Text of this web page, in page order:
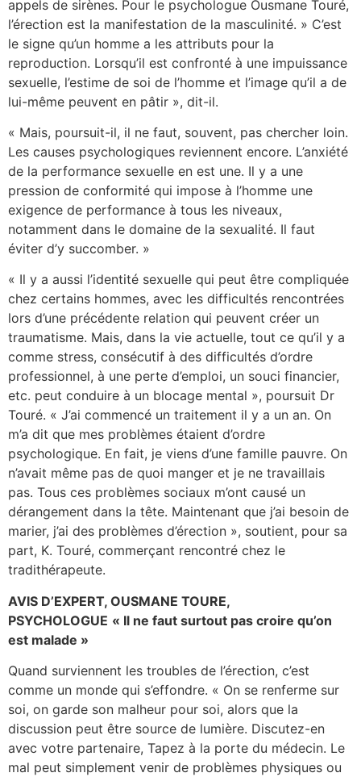
appels de sirènes. Pour le psychologue Ousmane Touré,
l’érection est la manifestation de la masculinité. » C’est
le signe qu’un homme a les attributs pour la
reproduction. Lorsqu’il est confronté à une impuissance
sexuelle, l’estime de soi de l’homme et l’image qu’il a de
lui-même peuvent en pâtir », dit-il.
« Mais, poursuit-il, il ne faut, souvent, pas chercher loin.
Les causes psychologiques reviennent encore. L’anxiété
de la performance sexuelle en est une. Il y a une
pression de conformité qui impose à l’homme une
exigence de performance à tous les niveaux,
notamment dans le domaine de la sexualité. Il faut
éviter d’y succomber. »
« Il y a aussi l’identité sexuelle qui peut être compliquée
chez certains hommes, avec les difficultés rencontrées
lors d’une précédente relation qui peuvent créer un
traumatisme. Mais, dans la vie actuelle, tout ce qu’il y a
comme stress, consécutif à des difficultés d’ordre
professionnel, à une perte d’emploi, un souci financier,
etc. peut conduire à un blocage mental », poursuit Dr
Touré. « J’ai commencé un traitement il y a un an. On
m’a dit que mes problèmes étaient d’ordre
psychologique. En fait, je viens d’une famille pauvre. On
n’avait même pas de quoi manger et je ne travaillais
pas. Tous ces problèmes sociaux m’ont causé un
dérangement dans la tête. Maintenant que j’ai besoin de
marier, j’ai des problèmes d’érection », soutient, pour sa
part, K. Touré, commerçant rencontré chez le
tradithérapeute.
AVIS D’EXPERT, OUSMANE TOURE,
PSYCHOLOGUE « Il ne faut surtout pas croire qu’on
est malade »
Quand surviennent les troubles de l’érection, c’est
comme un monde qui s’effondre. « On se renferme sur
soi, on garde son malheur pour soi, alors que la
discussion peut être source de lumière. Discutez-en
avec votre partenaire, Tapez à la porte du médecin. Le
mal peut simplement venir de problèmes physiques ou